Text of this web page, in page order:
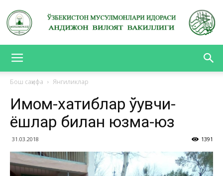
ВИЛОЯТ
Бош саҳифа Янгиликлар
Имом-хатиблар ўқувчи-
ёшлар билан юзма-юз
31.03.2018 1391